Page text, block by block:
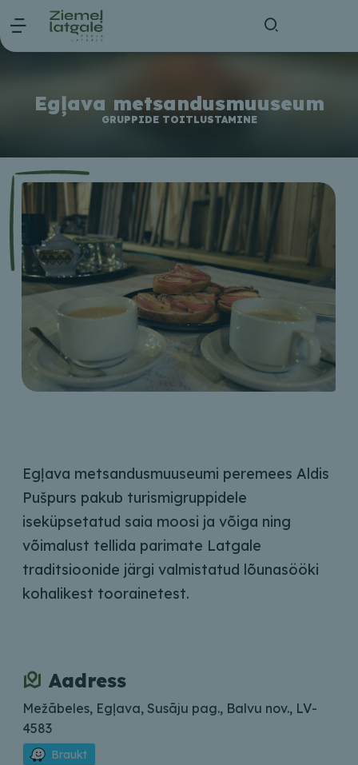
Egļava metsandusmuuseum
GRUPPIDE TOITLUSTAMINE
Egļava metsandusmuuseumi peremees Aldis
Pušpurs pakub turismigruppidele
iseküpsetatud saia moosi ja võiga ning
võimalust tellida parimate Latgale
traditsioonide järgi valmistatud lõunasööki
kohalikest toorainetest.
Aadress
Mežābeles, Egļava, Susāju pag., Balvu nov., LV-
4583
Braukt